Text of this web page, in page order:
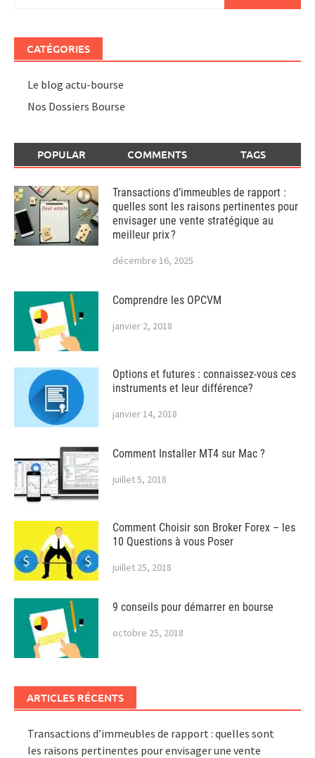
CATÉGORIES
Le blog actu-bourse
Nos Dossiers Bourse
POPULAR COMMENTS TAGS
Transactions d’immeubles de rapport :
quelles sont les raisons pertinentes pour
envisager une vente stratégique au
meilleur prix ?
décembre 16, 2025
Comprendre les OPCVM
janvier 2, 2018
Options et futures : connaissez-vous ces
instruments et leur différence?
janvier 14, 2018
Comment Installer MT4 sur Mac ?
juillet 5, 2018
Comment Choisir son Broker Forex – les
10 Questions à vous Poser
juillet 25, 2018
9 conseils pour démarrer en bourse
octobre 25, 2018
ARTICLES RÉCENTS
Transactions d’immeubles de rapport : quelles sont
les raisons pertinentes pour envisager une vente